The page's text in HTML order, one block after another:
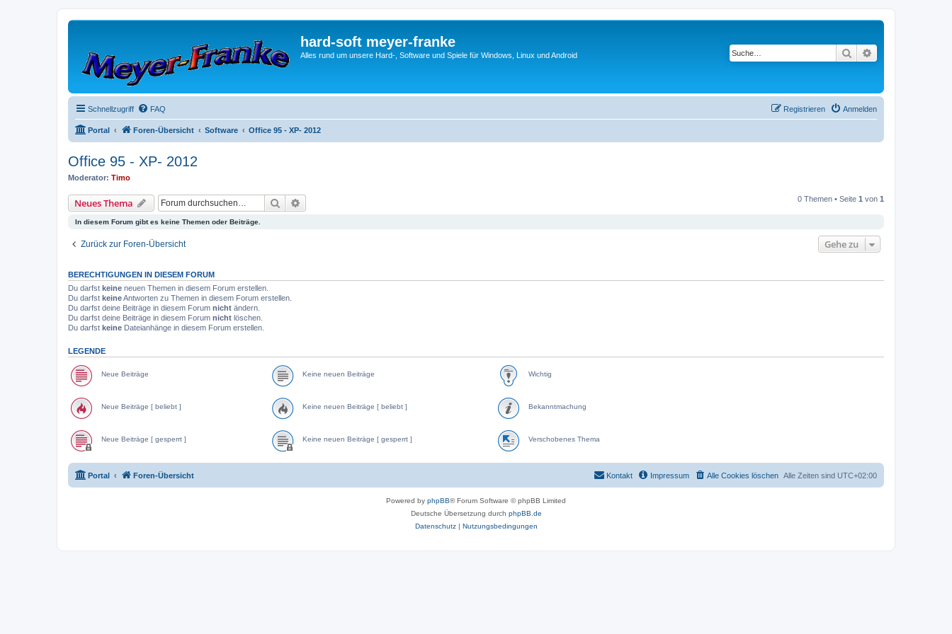
hard-soft meyer-franke
Alles rund um unsere Hard-, Software und Spiele für Windows, Linux und Android Suche
Schnellzugriff FAQ Anmelden
Registrieren
Portal Foren-Übersicht Software Office 95 - XP- 2012
Office 95 - XP- 2012
Moderator: Timo
Neues Thema Suche 0 Themen • Seite 1 von 1
In diesem Forum gibt es keine Themen oder Beiträge.
Zurück zur Foren-Übersicht Gehe zu
BERECHTIGUNGEN IN DIESEM FORUM
Du darfst keine neuen Themen in diesem Forum erstellen.
Du darfst keineAntworten zu Themen in diesem Forum erstellen.
Du darfst deine Beiträge in diesem Forum nicht ändern.
Du darfst deine Beiträge in diesem Forum nicht löschen.
Du darfst keine Dateianhänge in diesem Forum erstellen.
LEGENDE
Neue Beiträge
Neue Beiträge [ beliebt ]
Neue Beiträge [ gesperrt ]
Keine neuen Beiträge
Keine neuen Beiträge [ beliebt ]
Keine neuen Beiträge [ gesperrt ]
Wichtig
Bekanntmachung
Verschobenes Thema
Portal Foren-Übersicht Alle Zeiten sind UTC+02:00
Alle Cookies löschen
Impressum
Kontakt
Powered by phpBB® Forum Software © phpBB Limited
Deutsche Übersetzung durch phpBB.de
Datenschutz| Nutzungsbedingungen